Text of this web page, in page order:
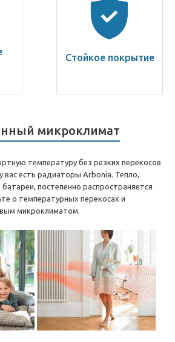
Стойкое покрытие
микроклимат
температуру без резких перекосов
вас есть радиаторы Arbonia. Тепло,
постепенно распространяется
о температурных перекосах и
микроклиматом.